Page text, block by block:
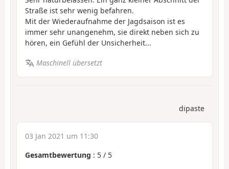
Straße ist sehr wenig befahren.
Mit der Wiederaufnahme der Jagdsaison ist es
immer sehr unangenehm, sie direkt neben sich zu
hören, ein Gefühl der Unsicherheit...
Maschinell übersetzt
dipaste
03 Jan 2021 um 11:30
Gesamtbewertung : 5 / 5